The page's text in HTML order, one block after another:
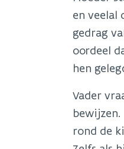
en veelal
gedrag
oordeel
hen
Vader
rond de